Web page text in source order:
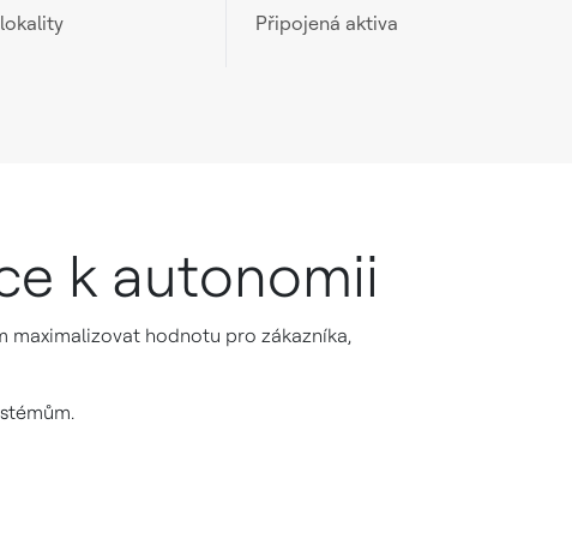
Připojená aktiva
k autonomii
maximalizovat hodnotu pro zákazníka,